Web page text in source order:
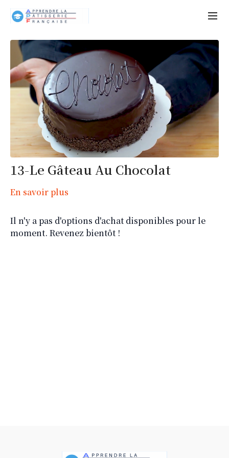
13-Le Gâteau Au Chocolat
En savoir plus
Il n'y a pas d'options d'achat disponibles pour le
moment. Revenez bientôt !